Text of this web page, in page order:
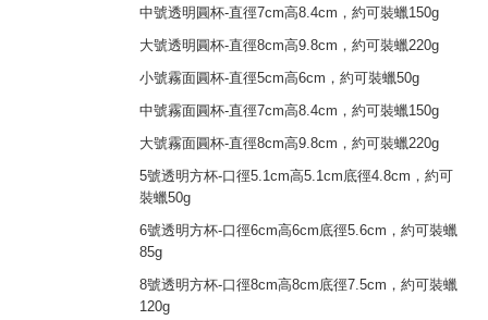
中號透明圓杯-直徑7cm高8.4cm，約可裝蠟150g
大號透明圓杯-直徑8cm高9.8cm，約可裝蠟220g
小號霧面圓杯-直徑5cm高6cm，約可裝蠟50g
中號霧面圓杯-直徑7cm高8.4cm，約可裝蠟150g
大號霧面圓杯-直徑8cm高9.8cm，約可裝蠟220g
5號透明方杯-口徑5.1cm高5.1cm底徑4.8cm，約可
裝蠟50g
6號透明方杯-口徑6cm高6cm底徑5.6cm，約可裝蠟
85g
8號透明方杯-口徑8cm高8cm底徑7.5cm，約可裝蠟
120g